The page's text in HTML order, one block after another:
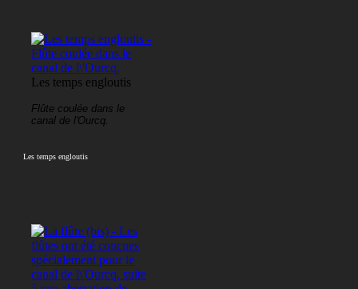
Les temps engloutis
Flûte coulée dans le
canal de l'Ourcq.
Les temps engloutis